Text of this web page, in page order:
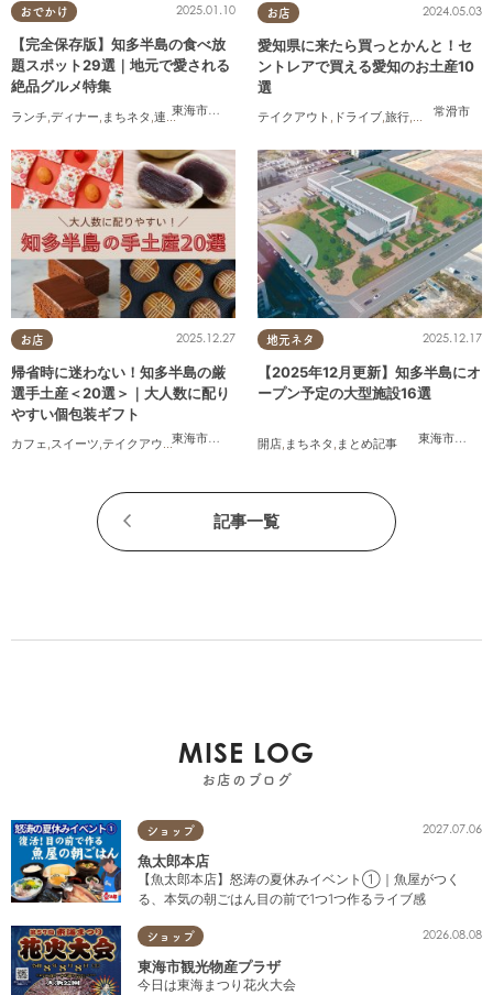
おでかけ
東海市
,大府市 知多市,東浦町 阿久比町, 半田市 常滑市,武豊
2025.01.10
【完全保存版】知多半島の食べ放
題スポット29選｜地元で愛される
絶品グルメ特集
ランチ ディナー まちネタ 連載 ,コスパ抜群
お店
常滑市
2024.05.03
愛知県に来たら買っとかんと！セ
ントレアで買える愛知のお土産10
選
テイクアウト , ドライブ,旅行,観光,家族,
お店
東海市大府市 知多市 ,東浦町,阿久比町,半田市,常滑市 ,
2025.12.27
帰省時に迷わない！知多半島の厳
選手土産＜20選＞｜大人数に配り
やすい個包装ギフト
カフェ,スイーツ,テイクアウト ,まとめ記事
地元ネタ
東海市大府
2025.12.17
【2025年12月更新】知多半島にオ
ープン予定の大型施設16選
開店, まちネタ , まとめ記事
記事一覧
MISE LOG
お店のブログ
ショップ 2027.07.06
魚太郎本店
【魚太郎本店】怒涛の夏休みイベント①｜魚屋がつく
る、本気の朝ごはん目の前で1つ1つ作るライブ感
ショップ 2026.08.08
東海市観光物産プラザ
今日は東海まつり花火大会